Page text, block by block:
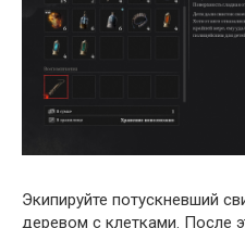
Экипируйте потускневший
деревом с клетками. После